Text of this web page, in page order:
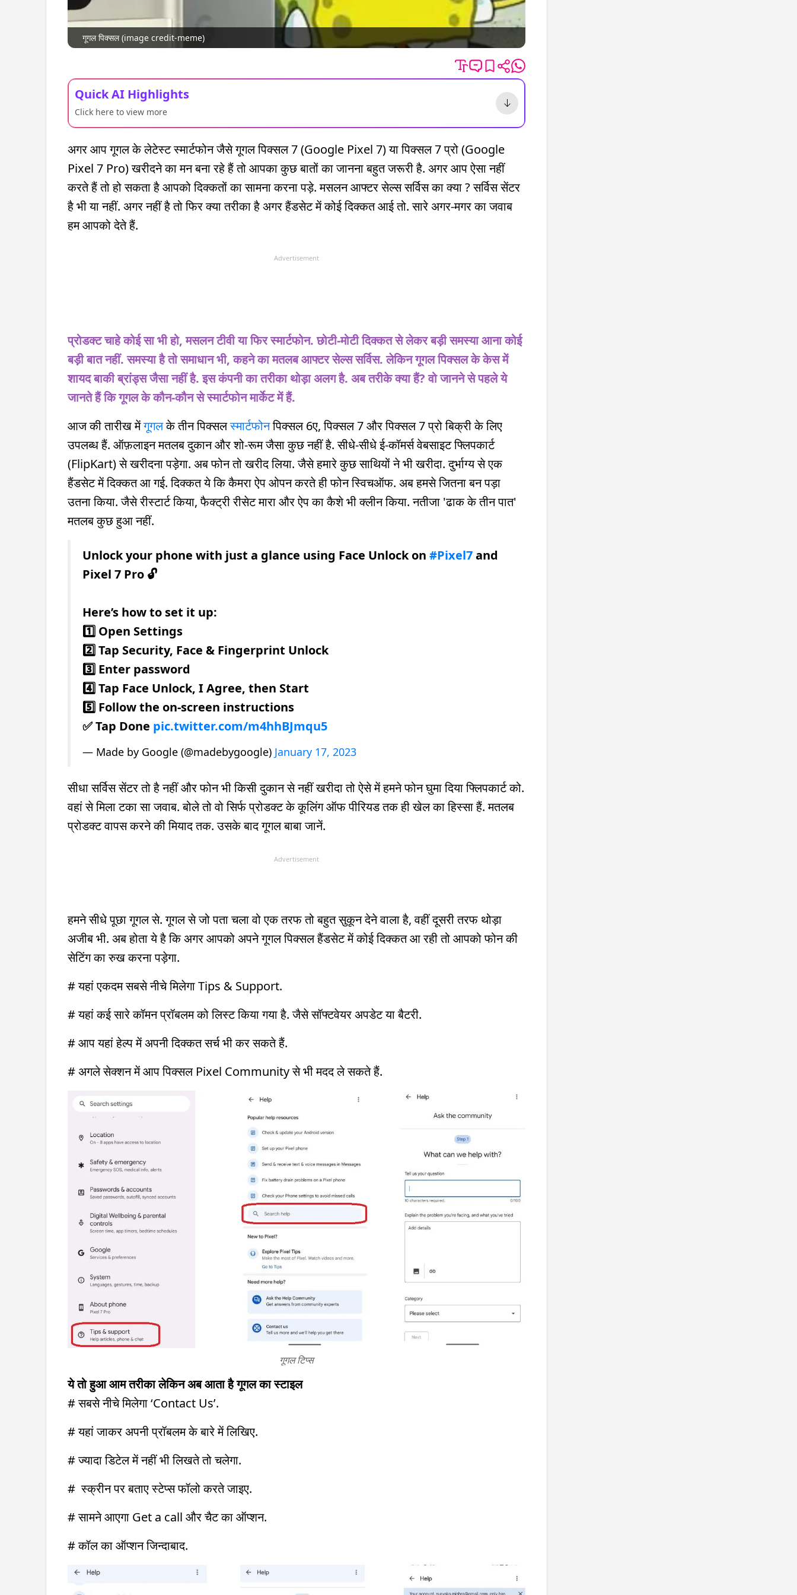
गूगल पिक्सल (image credit-meme)
Quick AI Highlights
Click here to view more
अगर आप गूगल के लेटेस्ट स्मार्टफोन जैसे गूगल पिक्सल 7 (Google Pixel 7) या पिक्सल 7 प्रो (Google
Pixel 7 Pro) खरीदने का मन बना रहे हैं तो आपका कुछ बातों का जानना बहुत जरूरी है. अगर आप ऐसा नहीं
करते हैं तो हो सकता है आपको दिक्कतों का सामना करना पड़े. मसलन आफ्टर सेल्स सर्विस का क्या ? सर्विस सेंटर
है भी या नहीं. अगर नहीं है तो फिर क्या तरीका है अगर हैंडसेट में कोई दिक्कत आई तो. सारे अगर-मगर का जवाब
हम आपको देते हैं.
Advertisement
प्रोडक्ट चाहे कोई सा भी हो, मसलन टीवी या फिर स्मार्टफोन. छोटी-मोटी दिक्कत से लेकर बड़ी समस्या आना कोई
बड़ी बात नहीं. समस्या है तो समाधान भी, कहने का मतलब आफ्टर सेल्स सर्विस. लेकिन गूगल पिक्सल के केस में
शायद बाकी ब्रांड्स जैसा नहीं है. इस कंपनी का तरीका थोड़ा अलग है. अब तरीके क्या हैं? वो जानने से पहले ये
जानते हैं कि गूगल के कौन-कौन से स्मार्टफोन मार्केट में हैं.
आज की तारीख मेंगूगलके तीन पिक्सलस्मार्टफोनपिक्सल 6ए, पिक्सल 7 और पिक्सल 7 प्रो बिक्री के लिए
उपलब्ध हैं. ऑफ़लाइन मतलब दुकान और शो-रूम जैसा कुछ नहीं है. सीधे-सीधे ई-कॉमर्स वेबसाइट फ्लिपकार्ट
(FlipKart) से खरीदना पड़ेगा. अब फोन तो खरीद लिया. जैसे हमारे कुछ साथियों ने भी खरीदा. दुर्भाग्य से एक
हैंडसेट में दिक्कत आ गई. दिक्कत ये कि कैमरा ऐप ओपन करते ही फोन स्विचऑफ. अब हमसे जितना बन पड़ा
उतना किया. जैसे रीस्टार्ट किया, फैक्ट्री रीसेट मारा और ऐप का कैशे भी क्लीन किया. नतीजा 'ढाक के तीन पात'
मतलब कुछ हुआ नहीं.
Unlock your phone with just a glance using Face Unlock on #Pixel7and
Pixel 7 Pro 🔓
Here’s how to set it up:
1️⃣ Open Settings
2️⃣ Tap Security, Face & Fingerprint Unlock
3️⃣ Enter password
4️⃣ Tap Face Unlock, I Agree, then Start
5️⃣ Follow the on-screen instructions
✅ Tap Done pic.twitter.com/m4hhBJmqu5
— Made by Google (@madebygoogle) January 17, 2023
सीधा सर्विस सेंटर तो है नहीं और फोन भी किसी दुकान से नहीं खरीदा तो ऐसे में हमने फोन घुमा दिया फ्लिपकार्ट को.
वहां से मिला टका सा जवाब. बोले तो वो सिर्फ प्रोडक्ट के कूलिंग ऑफ पीरियड तक ही खेल का हिस्सा हैं. मतलब
प्रोडक्ट वापस करने की मियाद तक. उसके बाद गूगल बाबा जानें.
Advertisement
हमने सीधे पूछा गूगल से. गूगल से जो पता चला वो एक तरफ तो बहुत सुकून देने वाला है, वहीं दूसरी तरफ थोड़ा
अजीब भी. अब होता ये है कि अगर आपको अपने गूगल पिक्सल हैंडसेट में कोई दिक्कत आ रही तो आपको फोन की
सेटिंग का रुख करना पड़ेगा.
# यहां एकदम सबसे नीचे मिलेगा Tips & Support.
# यहां कई सारे कॉमन प्रॉबलम को लिस्ट किया गया है. जैसे सॉफ्टवेयर अपडेट या बैटरी.
# आप यहां हेल्प में अपनी दिक्कत सर्च भी कर सकते हैं.
# अगले सेक्शन में आप पिक्सल Pixel Community से भी मदद ले सकते हैं.
गूगल टिप्स
ये तो हुआ आम तरीका लेकिन अब आता है गूगल का स्टाइल
# सबसे नीचे मिलेगा ‘Contact Us’.
# यहां जाकर अपनी प्रॉबलम के बारे में लिखिए.
# ज्यादा डिटेल में नहीं भी लिखते तो चलेगा.
# स्क्रीन पर बताए स्टेप्स फॉलो करते जाइए.
# सामने आएगा Get a call और चैट का ऑप्शन.
# कॉल का ऑप्शन जिन्दाबाद.